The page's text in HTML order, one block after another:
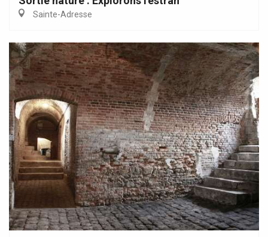
Sainte-Adresse